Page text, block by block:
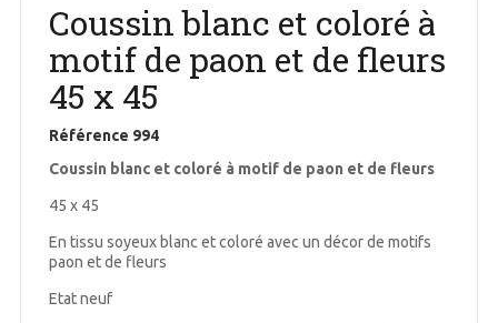
Coussin blanc et coloré à
motif de paon et de fleurs
45 x 45
Référence 994
Coussin blanc et coloré à motif de paon et de fleurs
45 x 45
En tissu soyeux blanc et coloré avec un décor de motifs
paon et de fleurs
Etat neuf